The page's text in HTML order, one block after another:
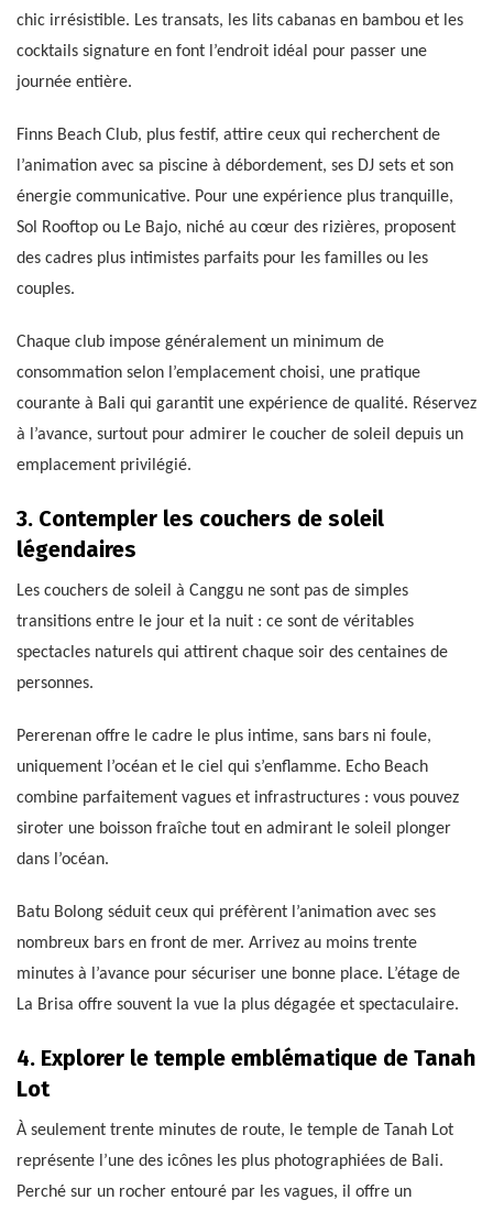
chic irrésistible. Les transats, les lits cabanas en bambou et les
cocktails signature en font l’endroit idéal pour passer une
journée entière.
Finns Beach Club, plus festif, attire ceux qui recherchent de
l’animation avec sa piscine à débordement, ses DJ sets et son
énergie communicative. Pour une expérience plus tranquille,
Sol Rooftop ou Le Bajo, niché au cœur des rizières, proposent
des cadres plus intimistes parfaits pour les familles ou les
couples.
Chaque club impose généralement un minimum de
consommation selon l’emplacement choisi, une pratique
courante à Bali qui garantit une expérience de qualité. Réservez
à l’avance, surtout pour admirer le coucher de soleil depuis un
emplacement privilégié.
3. Contempler les couchers de soleil
légendaires
Les couchers de soleil à Canggu ne sont pas de simples
transitions entre le jour et la nuit : ce sont de véritables
spectacles naturels qui attirent chaque soir des centaines de
personnes.
Pererenan offre le cadre le plus intime, sans bars ni foule,
uniquement l’océan et le ciel qui s’enflamme. Echo Beach
combine parfaitement vagues et infrastructures : vous pouvez
siroter une boisson fraîche tout en admirant le soleil plonger
dans l’océan.
Batu Bolong séduit ceux qui préfèrent l’animation avec ses
nombreux bars en front de mer. Arrivez au moins trente
minutes à l’avance pour sécuriser une bonne place. L’étage de
La Brisa offre souvent la vue la plus dégagée et spectaculaire.
4. Explorer le temple emblématique de Tanah
Lot
À seulement trente minutes de route, le temple de Tanah Lot
représente l’une des icônes les plus photographiées de Bali.
Perché sur un rocher entouré par les vagues, il offre un